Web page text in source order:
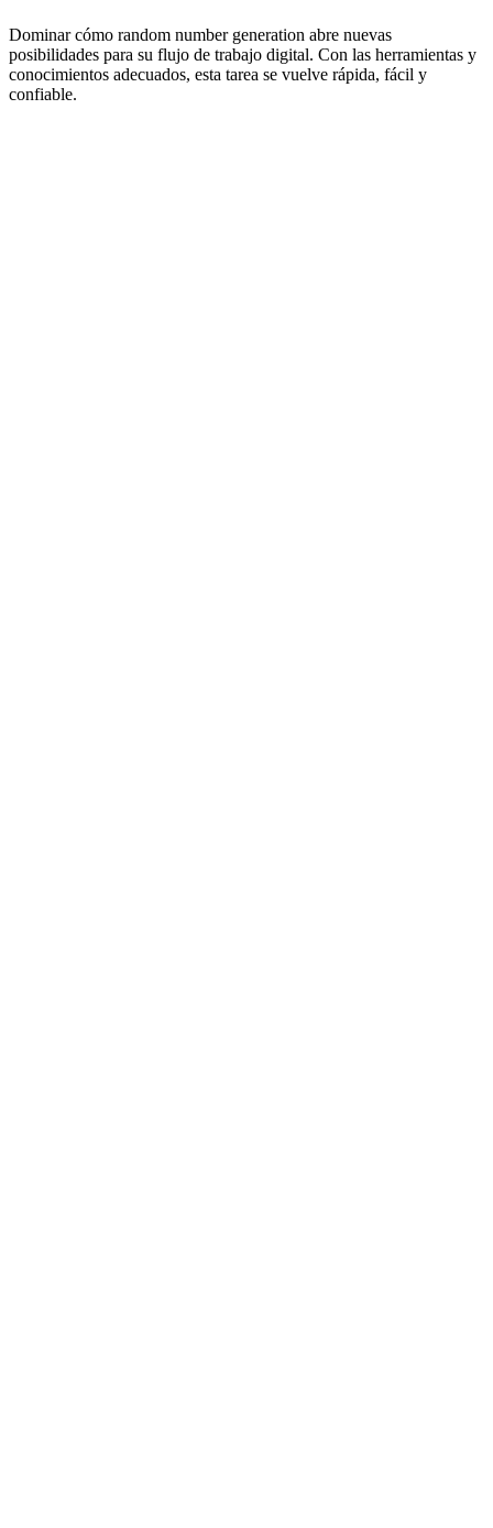
Dominar cómo random number generation abre nuevas
posibilidades para su flujo de trabajo digital. Con las herramientas y
conocimientos adecuados, esta tarea se vuelve rápida, fácil y
confiable.